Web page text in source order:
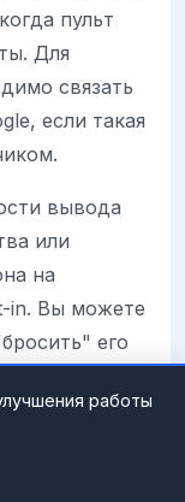
пульт
Для
связать
если такая
вывода
или
на
in. Вы можете
его
контент из
работы